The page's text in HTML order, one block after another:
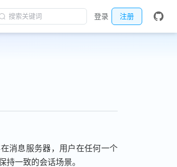
搜索关键词 登录 注册
消息服务器，用户在任何一个
持一致的会话场景。